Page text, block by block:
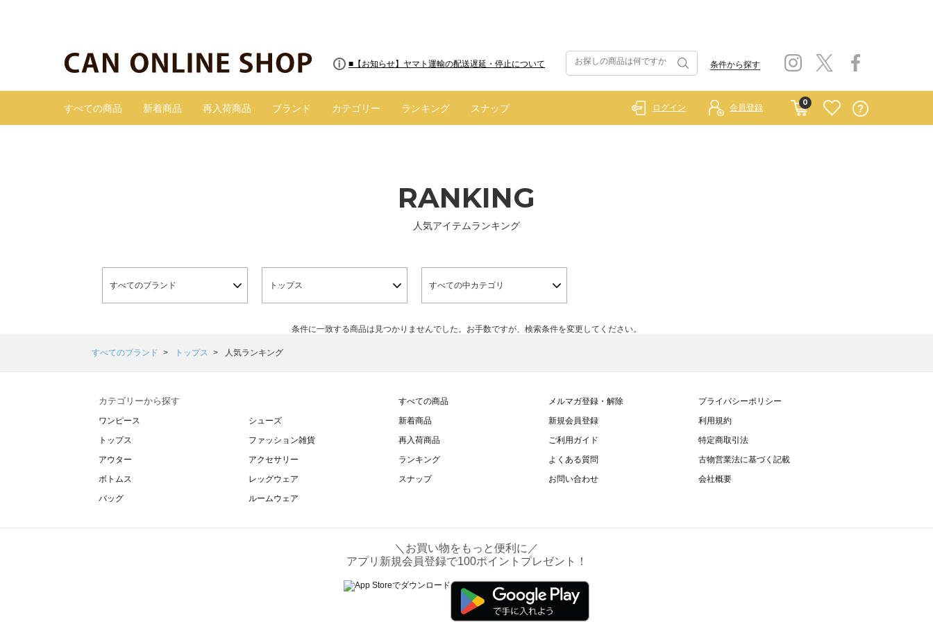
■【お知らせ】ヤマト運輸の配送遅延・停止について 条件から探す
すべての商品 新着商品 再入荷商品 ブランド カテゴリー ランキング スナップ
0
ログイン 会員登録
RANKING
人気アイテムランキング
すべてのブランド トップス すべての中カテゴリ
条件に一致する商品は見つかりませんでした。お手数ですが、検索条件を変更してください。
すべてのブランド トップス 人気ランキング
カテゴリーから探す
ワンピース
トップス
アウター
ボトムス
バッグ
シューズ
ファッション雑貨
アクセサリー
レッグウェア
ルームウェア
すべての商品
新着商品
再入荷商品
ランキング
スナップ
メルマガ登録・解除
新規会員登録
ご利用ガイド
よくある質問
お問い合わせ
プライバシーポリシー
利用規約
特定商取引法
古物営業法に基づく記載
会社概要
＼お買い物をもっと便利に／
アプリ新規会員登録で100ポイントプレゼント！